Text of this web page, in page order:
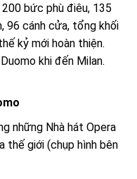
bức phù điêu, 135
96 cánh cửa, tổng khối
kỷ mới hoàn thiện.
khi đến Milan.
những Nhà hát Opera
thế giới (chụp hình bên